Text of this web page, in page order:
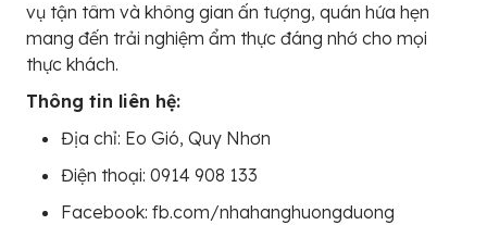
vụ tận tâm và không gian ấn tượng, quán hứa hẹn
mang đến trải nghiệm ẩm thực đáng nhớ cho mọi
thực khách.
Thông tin liên hệ:
Địa chỉ: Eo Gió, Quy Nhơn
Điện thoại: 0914 908 133
Facebook: fb.com/nhahanghuongduong